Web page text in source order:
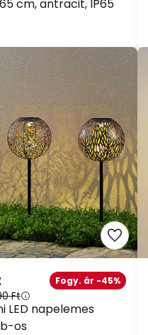
cm, antracit, IP65
LED napelemes
os
Fogy. ár -45%
Ft